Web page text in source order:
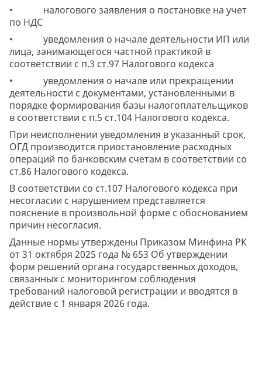
• налогового заявления о постановке на учет
по НДС
• уведомления о начале деятельности ИП или
лица, занимающегося частной практикой в
соответствии с п.3 ст.97 Налогового кодекса
• уведомления о начале или прекращении
деятельности с документами, установленными в
порядке формирования базы налогоплательщиков
в соответствии с п.5 ст.104 Налогового кодекса.
При неисполнении уведомления в указанный срок,
ОГД производится приостановление расходных
операций по банковским счетам в соответствии со
ст.86 Налогового кодекса.
В соответствии со ст.107 Налогового кодекса при
несогласии с нарушением представляется
пояснение в произвольной форме с обоснованием
причин несогласия.
Данные нормы утверждены Приказом Минфина РК
от 31 октября 2025 года № 653 Об утверждении
форм решений органа государственных доходов,
связанных с мониторингом соблюдения
требований налоговой регистрации и вводятся в
действие с 1 января 2026 года.